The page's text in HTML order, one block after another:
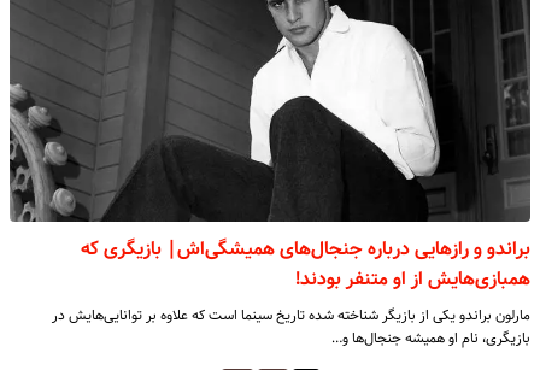
براندو و رازهایی درباره جنجال‌های همیشگی‌اش| بازیگری که
همبازی‌هایش از او متنفر بودند!
مارلون براندو یکی از بازیگر شناخته شده تاریخ سینما است که علاوه بر توانایی‌هایش در
بازیگری، نام او همیشه جنجال‌ها و…